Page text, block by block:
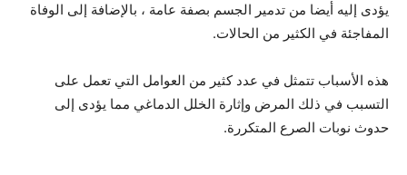
يؤدى إليه أيضا من تدمير الجسم بصفة عامة ، بالإضافة إلى الوفاة
المفاجئة في الكثير من الحالات.
هذه الأسباب تتمثل في عدد كثير من العوامل التي تعمل على
التسبب في ذلك المرض وإثارة الخلل الدماغي مما يؤدى إلى
حدوث نوبات الصرع المتكررة.